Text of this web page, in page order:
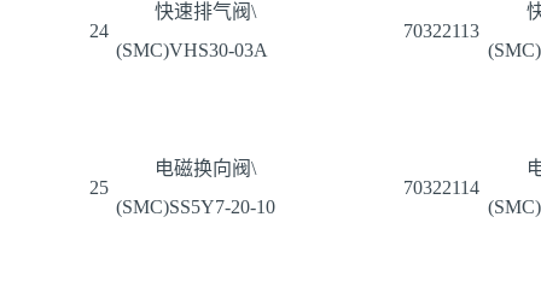
24
快速排气阀\
(SMC)VHS30-03A
70322113
25
电磁换向阀\
(SMC)SS5Y7-20-10
70322114